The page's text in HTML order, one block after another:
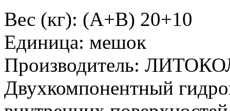
Вес (кг): (A+B) 20+10
Единица: мешок
Производитель:
Двухкомпонентный